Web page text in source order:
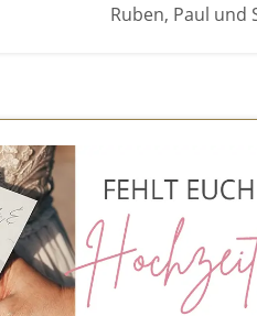
Ruben, Paul und